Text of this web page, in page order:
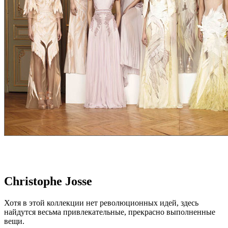
Christophe Josse
Хотя в этой коллекции нет революционных идей, здесь
найдутся весьма привлекательные, прекрасно выполненные
вещи.